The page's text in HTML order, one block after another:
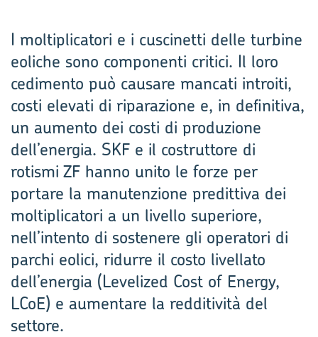
I moltiplicatori e i cuscinetti delle turbine
eoliche sono componenti critici. Il loro
cedimento può causare mancati introiti,
costi elevati di riparazione e, in definitiva,
un aumento dei costi di produzione
dell’energia. SKF e il costruttore di
rotismi ZF hanno unito le forze per
portare la manutenzione predittiva dei
moltiplicatori a un livello superiore,
nell’intento di sostenere gli operatori di
parchi eolici, ridurre il costo livellato
dell’energia (Levelized Cost of Energy,
LCoE) e aumentare la redditività del
settore.